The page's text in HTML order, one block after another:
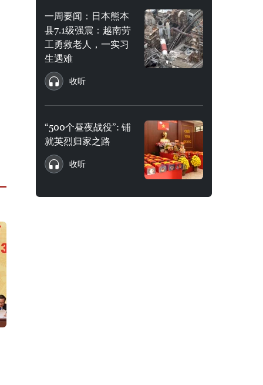
一周要闻：日本熊本
县7.1级强震：越南劳
工勇救老人，一实习
生遇难
收听
“500个昼夜战役”: 铺
就英烈归家之路
收听